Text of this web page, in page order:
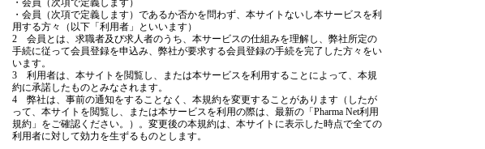
・会員（次項で定義します）
・会員（次項で定義します）であるか否かを問わず、本サイトないし本サービスを利
用する方々（以下「利用者」といいます）
2 会員とは、求職者及び求人者のうち、本サービスの仕組みを理解し、弊社所定の
手続に従って会員登録を申込み、弊社が要求する会員登録の手続を完了した方々をい
います。
3 利用者は、本サイトを閲覧し、または本サービスを利用することによって、本規
約に承諾したものとみなされます。
4 弊社は、事前の通知をすることなく、本規約を変更することがあります（したが
って、本サイトを閲覧し、または本サービスを利用の際は、最新の「Pharma Net利用
規約」をご確認ください。）。変更後の本規約は、本サイトに表示した時点で全ての
利用者に対して効力を生ずるものとします。